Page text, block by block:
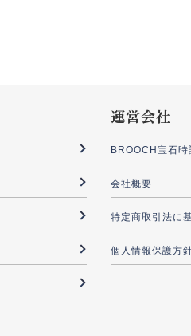
運営会社
BROOCH宝石時
会社概要
特定商取引法に
個人情報保護方